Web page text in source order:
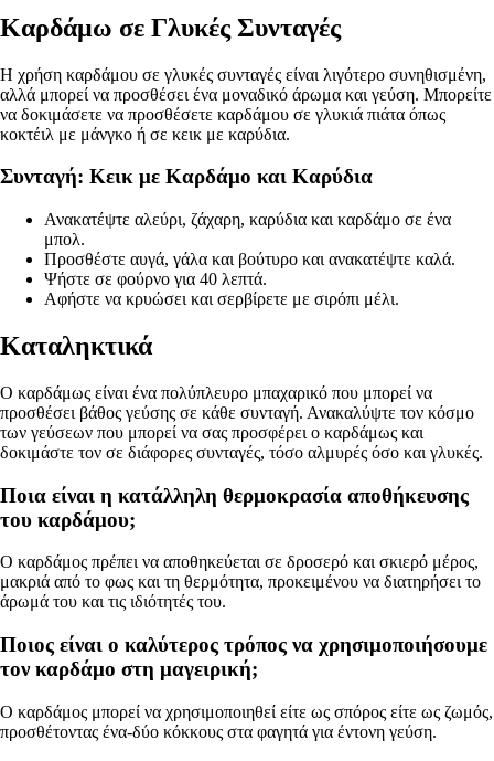
Καρδάμω σε Γλυκές Συνταγές
Η χρήση καρδάμου σε γλυκές συνταγές είναι λιγότερο συνηθισμένη,
αλλά μπορεί να προσθέσει ένα μοναδικό άρωμα και γεύση. Μπορείτε
να δοκιμάσετε να προσθέσετε καρδάμου σε γλυκιά πιάτα όπως
κοκτέιλ με μάνγκο ή σε κεικ με καρύδια.
Συνταγή: Κεικ με Καρδάμο και Καρύδια
Ανακατέψτε αλεύρι, ζάχαρη, καρύδια και καρδάμο σε ένα
μπολ.
Προσθέστε αυγά, γάλα και βούτυρο και ανακατέψτε καλά.
Ψήστε σε φούρνο για 40 λεπτά.
Αφήστε να κρυώσει και σερβίρετε με σιρόπι μέλι.
Καταληκτικά
Ο καρδάμως είναι ένα πολύπλευρο μπαχαρικό που μπορεί να
προσθέσει βάθος γεύσης σε κάθε συνταγή. Ανακαλύψτε τον κόσμο
των γεύσεων που μπορεί να σας προσφέρει ο καρδάμως και
δοκιμάστε τον σε διάφορες συνταγές, τόσο αλμυρές όσο και γλυκές.
Ποια είναι η κατάλληλη θερμοκρασία αποθήκευσης
του καρδάμου;
Ο καρδάμος πρέπει να αποθηκεύεται σε δροσερό και σκιερό μέρος,
μακριά από το φως και τη θερμότητα, προκειμένου να διατηρήσει το
άρωμά του και τις ιδιότητές του.
Ποιος είναι ο καλύτερος τρόπος να χρησιμοποιήσουμε
τον καρδάμο στη μαγειρική;
Ο καρδάμος μπορεί να χρησιμοποιηθεί είτε ως σπόρος είτε ως ζωμός,
προσθέτοντας ένα-δύο κόκκους στα φαγητά για έντονη γεύση.